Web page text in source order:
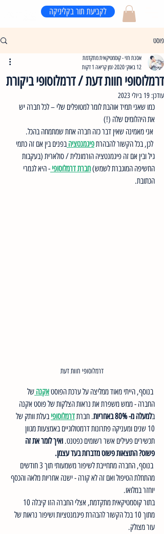
לקביעת תור בקליניקה
פוסט
דרמלוסופי חוות דעת / דרמלוסופי ביקורת
אסנת חזי - קוסמטיקאית מתקדמת
12 באוק׳ 2020
זמן קריאה 1 דקות
עודכן: 19 ביולי 2023
כמו שאני תמיד אוהבת לומר למטופלים שלי – לכל חברה יש
את היהלומים שלה (!)
פיגמנטציה בפנים בין אם זה כתמי
גיל ובין אם זה פיגמנטציה הורמונלית / סולארית (בעקבות
החשיפה המוגברת לשמש) חברת דרמלוסופי - היא לגמרי
הכתובת.
דרמלוסופי חוות דעת
אקנה של
החברה - ממש משפרת את נראות הצלקות של פוסט אקנה
בלמעלה מ- 80% באחריות . חברת דרמלוסופי בעלת וותק של
10 שנים ומעניקה פתרונות דרמטולוגיים באמצעות מגוון
תכשירים פעילים אשר רשומים כפטנט. ואיך לומר את זה
פשוט? התוצאות פשוט מדברות בעד עצמן.
בנוסף, החברה מתחייבת לשיפור משמעותי תוך 3 חודשים
מהתחלת הטיפול ואם זה לא קורה - ישנה אחריות מלאה והכסף
יוחזר במלואו.
מתוך 10 בכל הקשור להבהרת פיגמנטציות ושיפור נראות של
עור מצולק.